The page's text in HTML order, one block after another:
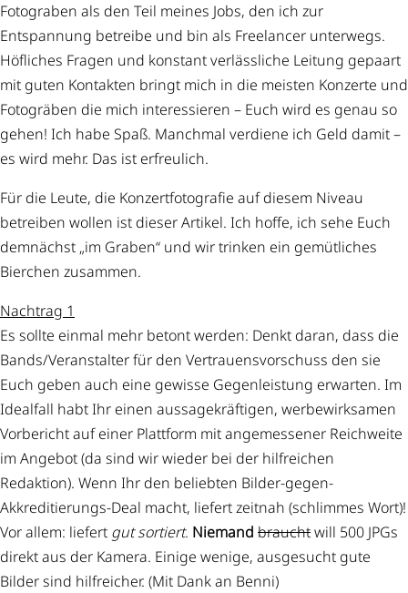
Fotograben als den Teil meines Jobs, den ich zur
Entspannung betreibe und bin als Freelancer unterwegs.
Höfliches Fragen und konstant verlässliche Leitung gepaart
mit guten Kontakten bringt mich in die meisten Konzerte und
Fotogräben die mich interessieren – Euch wird es genau so
gehen! Ich habe Spaß. Manchmal verdiene ich Geld damit –
es wird mehr. Das ist erfreulich.
Für die Leute, die Konzertfotografie auf diesem Niveau
betreiben wollen ist dieser Artikel. Ich hoffe, ich sehe Euch
demnächst „im Graben“ und wir trinken ein gemütliches
Bierchen zusammen.
Nachtrag 1
Es sollte einmal mehr betont werden: Denkt daran, dass die
Bands/Veranstalter für den Vertrauensvorschuss den sie
Euch geben auch eine gewisse Gegenleistung erwarten. Im
Idealfall habt Ihr einen aussagekräftigen, werbewirksamen
Vorbericht auf einer Plattform mit angemessener Reichweite
im Angebot (da sind wir wieder bei der hilfreichen
Redaktion). Wenn Ihr den beliebten Bilder-gegen-
Akkreditierungs-Deal macht, liefert zeitnah (schlimmes Wort)!
Vor allem: liefert gut sortiert. Niemand brauchtwill 500 JPGs
direkt aus der Kamera. Einige wenige, ausgesucht gute
Bilder sind hilfreicher. (Mit Dank an Benni)